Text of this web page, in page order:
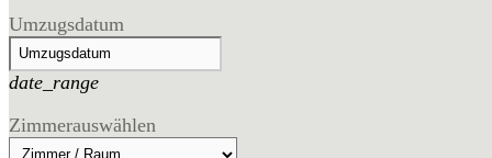
Umzugsdatum
date_range
Zimmerauswählen